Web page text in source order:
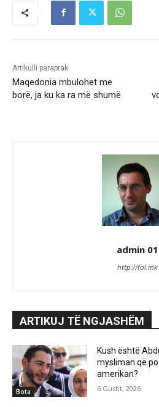
Artikulli paraprak
Maqedonia mbulohet me
borë, ja ku ka ra më shumë
admin 01
http://fol.mk
ARTIKUJ TË NGJASHËM
Bota
Kush është
mysliman që
amerikan?
6 Gusht, 2026